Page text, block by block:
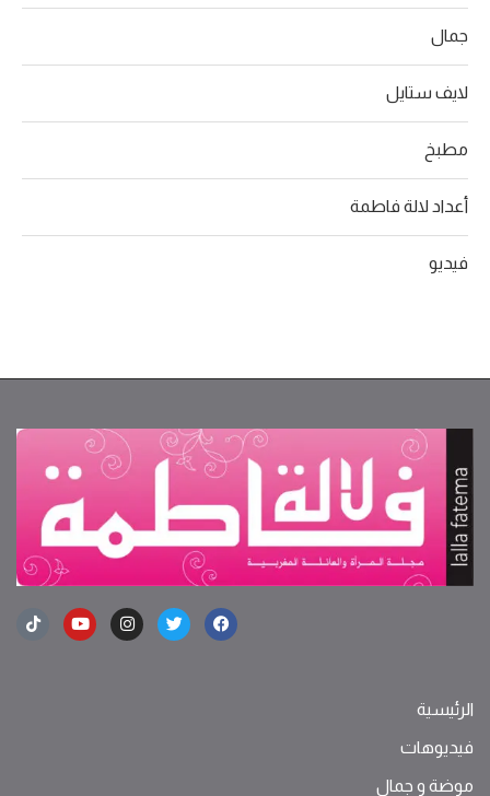
جمال
لايف ستايل
مطبخ
أعداد لالة فاطمة
فيديو
الرئيسية
فيديوهات
موضة ‫و‬ ‫‬‫جمال‬